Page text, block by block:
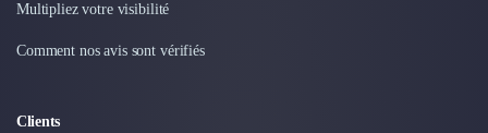
Multipliez votre visibilité
Comment nos avis sont vérifiés
Clients